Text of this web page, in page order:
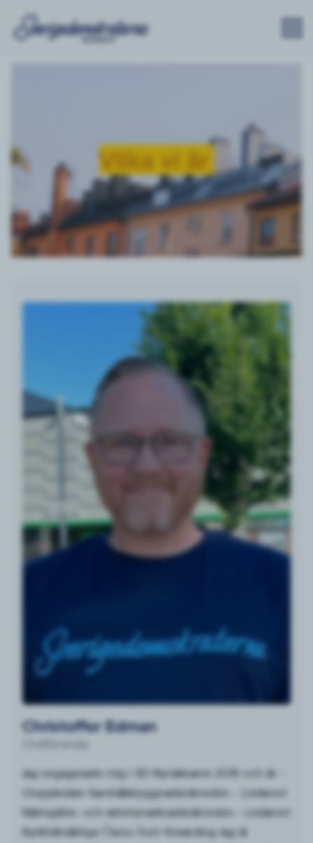
Vilka vi är
Christoffer Edman
Jag engagerade mig i SD Nynäshamn 2018 och är: –
Gruppledare Samhällsbyggnadsnämnden – Ledamot
Näringslivs- och arbetsmarknadsnämnden – Ledamot
Kyrkfullmäktige Ösmo-Torö församling Jag är